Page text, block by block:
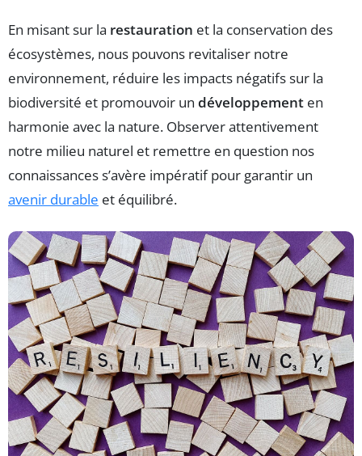
En misant sur la restauration et la conservation des
écosystèmes, nous pouvons revitaliser notre
environnement, réduire les impacts négatifs sur la
biodiversité et promouvoir un développement en
harmonie avec la nature. Observer attentivement
notre milieu naturel et remettre en question nos
connaissances s’avère impératif pour garantir un
avenir durable et équilibré.